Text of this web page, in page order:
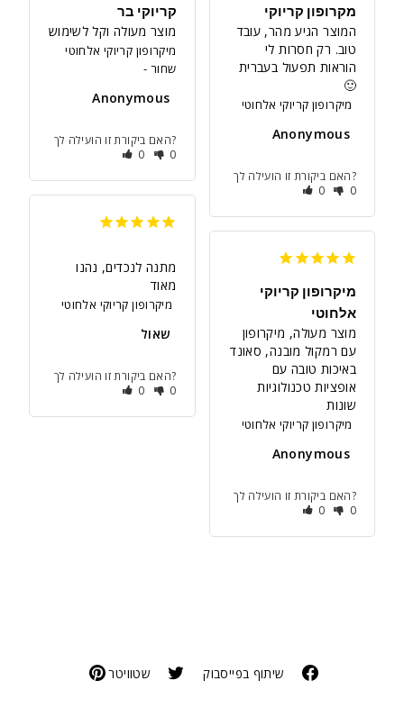
קריוקי בר
מוצר מעולה וקל לשימוש
מיקרופון קריוקי אלחוטי
שחור
Anonymous
האם ביקורת זו הועילה לך?
0
0
מקרופון קריוקי
טוב. רק חסרות לי
הוראות תפעול בעברית
🙂
מיקרופון קריוקי אלחוטי
Anonymous
האם ביקורת זו הועילה לך?
0
0
מתנה לנכדים, נהנו
מאוד
מיקרופון קריוקי אלחוטי
שאול
האם ביקורת זו הועילה לך?
0
0
מיקרופון קריוקי
אלחוטי
עם רמקול מובנה, סאונד
אופציות טכנולוגיות
שונות
מיקרופון קריוקי אלחוטי
Anonymous
האם ביקורת זו הועילה לך?
0
0
שיתוף בפייסבוק שטוויטר